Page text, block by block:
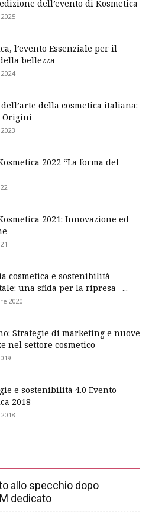
dell’evento di Kosmetica
l’evento Essenziale per il
bellezza
dell’arte della cosmetica italiana:
Origini
2022 “La forma del
2021: Innovazione ed
cosmetica e sostenibilità
una sfida per la ripresa –...
2020
Strategie di marketing e nuove
nel settore cosmetico
e sostenibilità 4.0 Evento
2018
allo specchio dopo
dedicato